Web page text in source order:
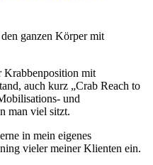
ganzen Körper mit
Krabbenposition mit
auch kurz „Crab Reach to
und
man viel sitzt.
in mein eigenes
vieler meiner Klienten ein.